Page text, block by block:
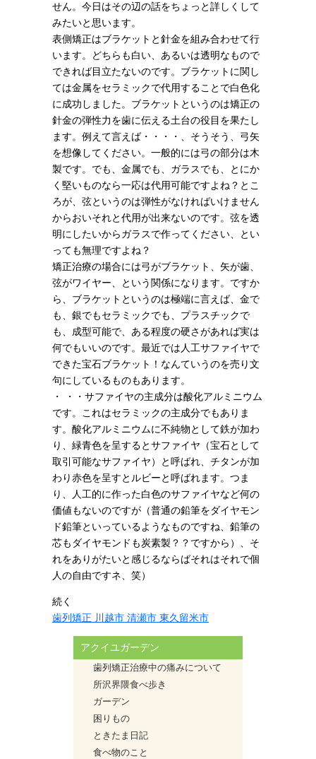
せん。今日はその辺の話をちょっと詳しくして
みたいと思います。
表側矯正はブラケットと針金を組み合わせて行
います。どちらも白い、あるいは透明なもので
できれば目立たないのです。ブラケットに関し
ては金属をセラミックで代用することで白色化
に成功しました。ブラケットというのは矯正の
針金の弾性力を歯に伝える土台の役目を果たし
ます。例えて言えば・・・・、そうそう、弓矢
を想像してください。一般的には弓の部分は木
製です。でも、金属でも、ガラスでも、とにか
く堅いものなら一応は代用可能ですよね？とこ
ろが、弦というのは弾性がなければいけません
からおいそれと代用が出来ないのです。弦を透
明にしたいからガラスで作ってください、とい
っても無理ですよね？
矯正治療の場合には弓がブラケット、矢が歯、
弦がワイヤー、という関係になります。ですか
ら、ブラケットというのは極端に言えば、金で
も、銀でもセラミックでも、プラスチックで
も、成型可能で、ある程度の硬さがあれば実は
何でもいいのです。最近では人工サファイヤで
できた宝石ブラケット！なんていうのを売り文
句にしているものもあります。
・ ・・サファイヤの主成分は酸化アルミニウム
です。これはセラミックの主成分でもありま
す。酸化アルミニウムに不純物として鉄が加わ
り、緑青色を呈するとサファイヤ（宝石として
取引可能なサファイヤ）と呼ばれ、チタンが加
わり赤色を呈すとルビーと呼ばれます。つま
り、人工的に作った白色のサファイヤなど何の
価値もないのですが（普通の鉛筆をダイヤモン
ド鉛筆といっているようなものですね、鉛筆の
芯もダイヤモンドも炭素製？？ですから）、そ
れをありがたいと感じるならばそれはそれで個
人の自由ですネ、笑）
続く
歯列矯正 川越市 清瀬市 東久留米市
アクイユガーデン
歯列矯正治療中の痛みについて
所沢界隈食べ歩き
ガーデン
困りもの
ときたま日記
食べ物のこと